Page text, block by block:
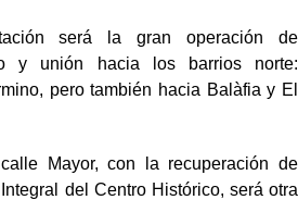
será la gran operación de
y unión hacia los barrios norte:
pero también hacia Balàfia y El
Mayor, con la recuperación de
del Centro Histórico, será otra